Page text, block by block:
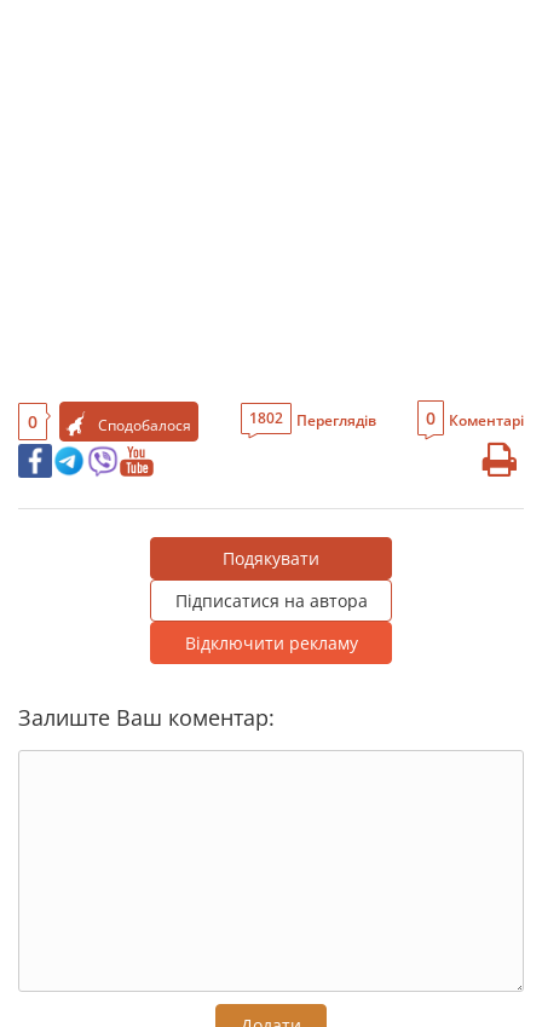
0 Сподобалося 1802 Переглядів 0 Коментарі
Подякувати
Підписатися на автора
Відключити рекламу
Залиште Ваш коментар: